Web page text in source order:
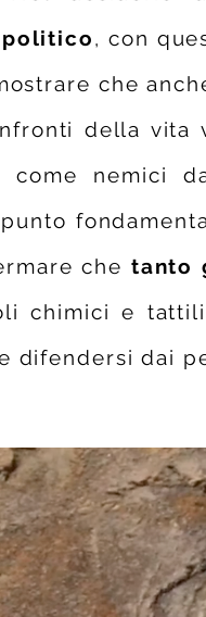
politico, con
che
della vita
come nemici
che tanto
chimici e
difendersi dai